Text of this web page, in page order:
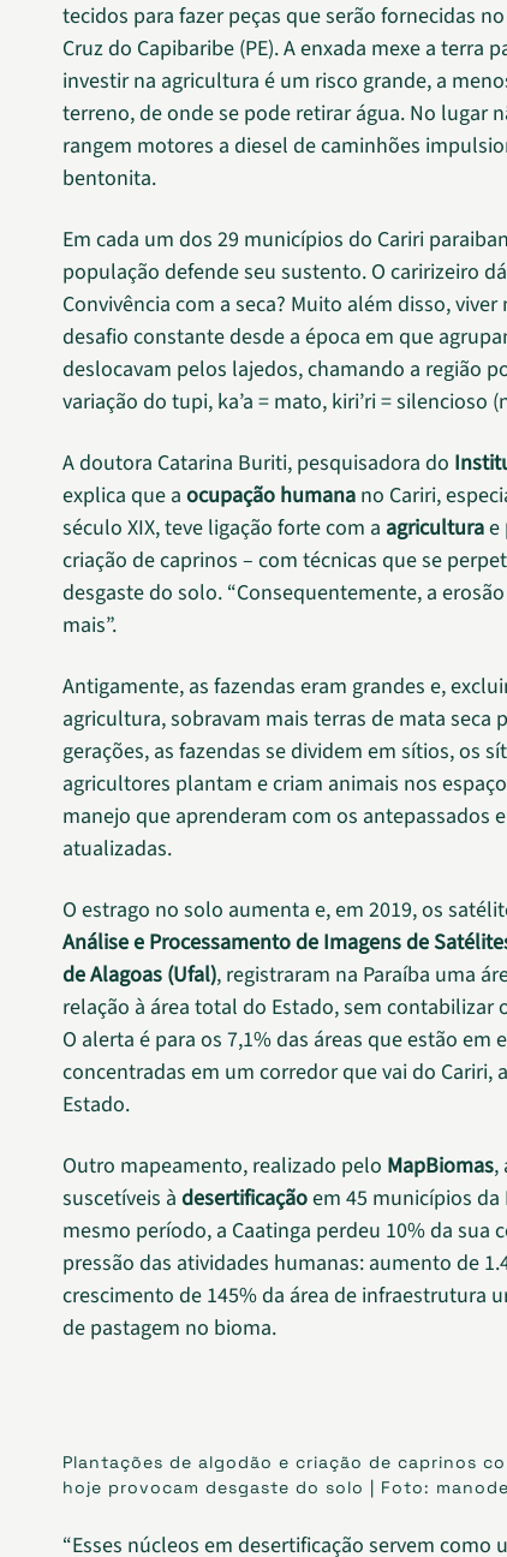
tecidos para fazer peças que serão fornecidas
Cruz do Capibaribe (PE). A enxada mexe a terra
investir na agricultura é um risco grande, a
terreno, de onde se pode retirar água. No lugar
rangem motores a diesel de caminhões
bentonita.
Em cada um dos 29 municípios do Cariri
população defende seu sustento. O caririzeiro
Convivência com a seca? Muito além disso,
desafio constante desde a época em que
deslocavam pelos lajedos, chamando a região
variação do tupi, ka’a = mato, kiri’ri = silencioso
A doutora Catarina Buriti, pesquisadora do
explica que a ocupação humana no Cariri,
século XIX, teve ligação forte com a agriculturae
criação de caprinos – com técnicas que se
desgaste do solo. “Consequentemente, a
mais”.
Antigamente, as fazendas eram grandes e,
agricultura, sobravam mais terras de mata seca
gerações, as fazendas se dividem em sítios, os
agricultores plantam e criam animais nos
manejo que aprenderam com os antepassados
atualizadas.
O estrago no solo aumenta e, em 2019, os
Análise e Processamento de Imagens de
de Alagoas (Ufal), registraram na Paraíba uma
relação à área total do Estado, sem contabilizar
O alerta é para os 7,1% das áreas que estão em
concentradas em um corredor que vai do Cariri,
Estado.
Outro mapeamento, realizado pelo MapBiomas,
suscetíveis à desertificaçãoem 45 municípios da
mesmo período, a Caatinga perdeu 10% da sua
pressão das atividades humanas: aumento de
crescimento de 145% da área de infraestrutura
de pastagem no bioma.
Plantações de algodão e criação de caprinos
hoje provocam desgaste do solo | Foto:
“Esses núcleos em desertificação servem